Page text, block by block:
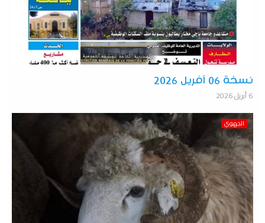
نسخة 06 أفريل 2026
6 أبريل 2026
الجهوي